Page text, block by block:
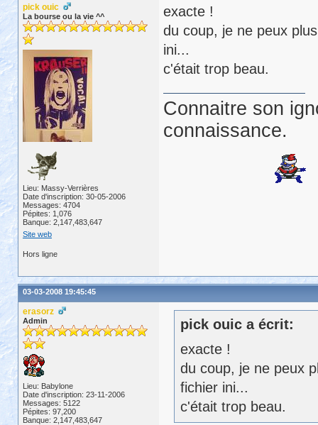
pick ouic
La bourse ou la vie ^^
Lieu: Massy-Verrières
Date d'inscription: 30-05-2006
Messages: 4704
Pépites: 1,076
Banque: 2,147,483,647
Site web
exacte !
du coup, je ne peux
ini...
c'était trop beau.
Connaitre son
connaissance.
Hors ligne
03-03-2008 19:45:45
erasorz
Admin
Lieu: Babylone
Date d'inscription: 23-11-2006
Messages: 5122
Pépites: 97,200
Banque: 2,147,483,647
pick ouic a écrit:
exacte !
du coup, je ne peux
fichier ini...
c'était trop beau.